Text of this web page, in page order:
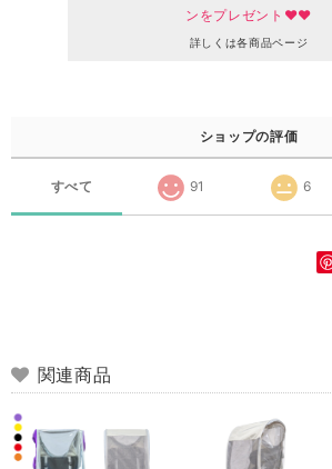
ンをプレゼント♥♥
詳しくは各商品ページ
ショップの評価
すべて 91 6
関連商品